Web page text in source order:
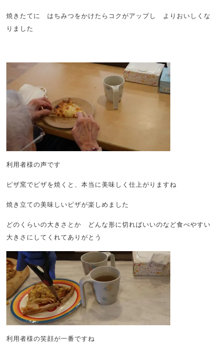
焼きたてに はちみつをかけたらコクがアップし よりおいしくな
りました
利用者様の声です
ピザ窯でピザを焼くと、本当に美味しく仕上がりますね
焼き立ての美味しいピザが楽しめました
どのくらいの大きさとか どんな形に切ればいいのなど食べやすい
大きさにしてくれてありがとう
利用者様の笑顔が一番ですね